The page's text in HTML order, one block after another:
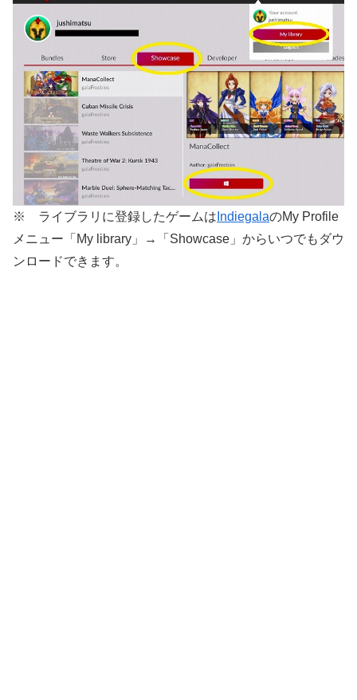
※ ライブラリに登録したゲームは IndiegalaのMy Profile
メニュー「My library」→「Showcase」からいつでもダウ
ンロードできます。